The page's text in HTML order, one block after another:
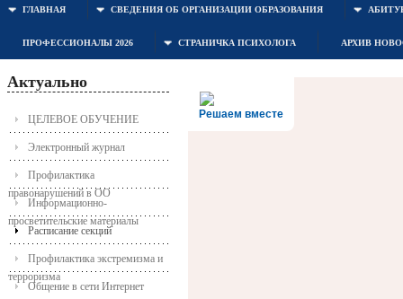
ГЛАВНАЯ СВЕДЕНИЯ ОБ ОРГАНИЗАЦИИ ОБРАЗОВАНИЯ
ПРОФЕССИОНАЛЫ 2026 СТРАНИЧКА ПСИХОЛОГА АРХИВ
Актуально
ЦЕЛЕВОЕ ОБУЧЕНИЕ
Электронный журнал
Профилактика
правонарушений в ОО
Информационно-
просветительские материалы
Расписание секций
Профилактика экстремизма и
терроризма
Общение в сети Интернет
Решаем вместе